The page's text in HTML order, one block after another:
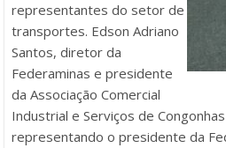
representantes do setor de
transportes. Edson Adriano
Santos, diretor da
Federaminas e presidente
da Associação Comercial
Industrial e Serviços de
representando o presidente da